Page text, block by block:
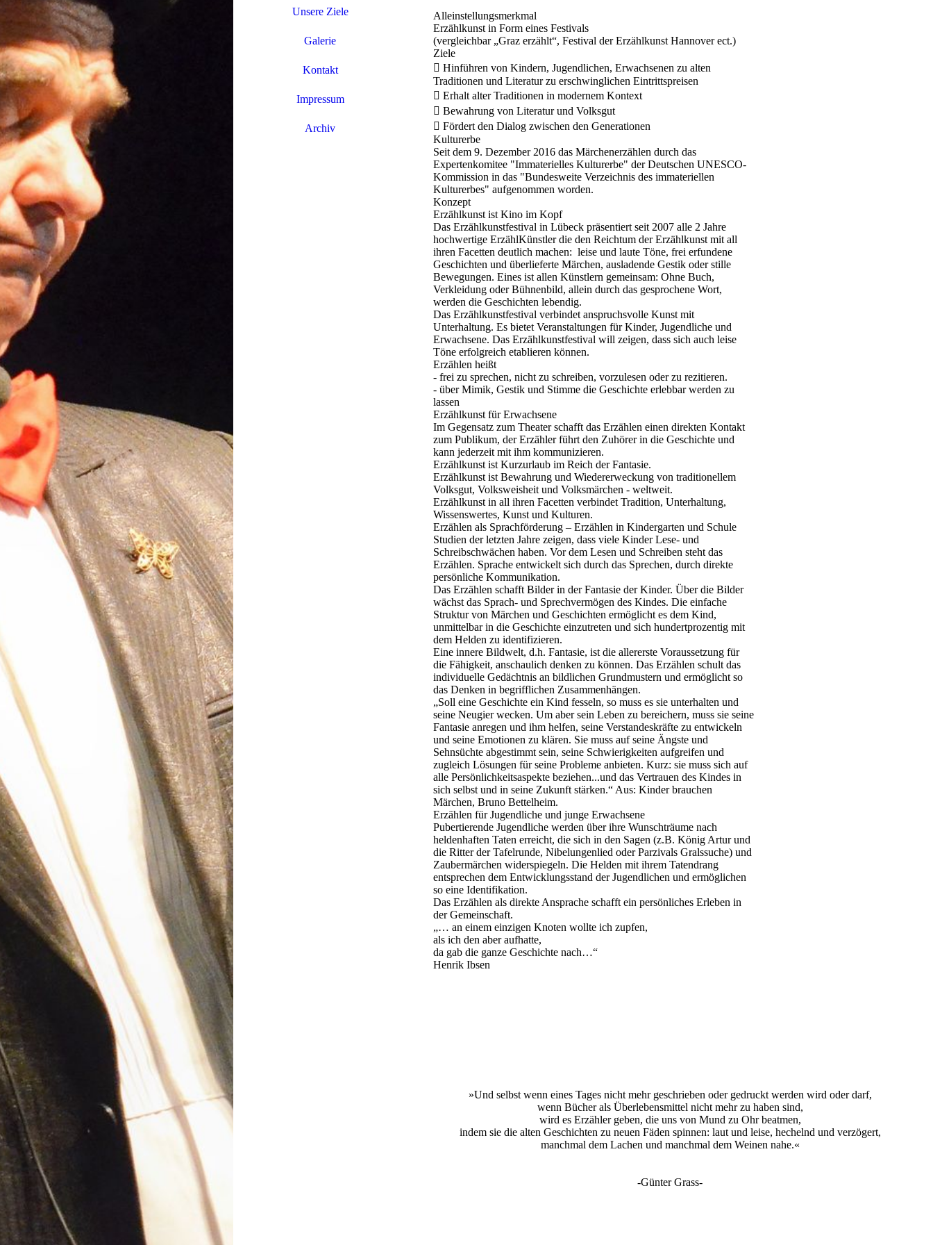
Unsere Ziele
Galerie
Kontakt
Impressum
Archiv
Alleinstellungsmerkmal
Erzählkunst in Form eines Festivals
(vergleichbar „Graz erzählt“, Festival der Erzählkunst Hannover ect.)
Ziele
 Hinführen von Kindern, Jugendlichen, Erwachsenen zu alten
Traditionen und Literatur zu erschwinglichen Eintrittspreisen
 Erhalt alter Traditionen in modernem Kontext
 Bewahrung von Literatur und Volksgut
 Fördert den Dialog zwischen den Generationen
Kulturerbe
Seit dem 9. Dezember 2016 das Märchenerzählen durch das
Expertenkomitee "Immaterielles Kulturerbe" der Deutschen UNESCO-
Kommission in das "Bundesweite Verzeichnis des immateriellen
Kulturerbes" aufgenommen worden.
Konzept
Erzählkunst ist Kino im Kopf
Das Erzählkunstfestival in Lübeck präsentiert seit 2007 alle 2 Jahre
hochwertige ErzählKünstler die den Reichtum der Erzählkunst mit all
ihren Facetten deutlich machen: leise und laute Töne, frei erfundene
Geschichten und überlieferte Märchen, ausladende Gestik oder stille
Bewegungen. Eines ist allen Künstlern gemeinsam: Ohne Buch,
Verkleidung oder Bühnenbild, allein durch das gesprochene Wort,
werden die Geschichten lebendig.
Das Erzählkunstfestival verbindet anspruchsvolle Kunst mit
Unterhaltung. Es bietet Veranstaltungen für Kinder, Jugendliche und
Erwachsene. Das Erzählkunstfestival will zeigen, dass sich auch leise
Töne erfolgreich etablieren können.
Erzählen heißt
- frei zu sprechen, nicht zu schreiben, vorzulesen oder zu rezitieren.
- über Mimik, Gestik und Stimme die Geschichte erlebbar werden zu
lassen
Erzählkunst für Erwachsene
Im Gegensatz zum Theater schafft das Erzählen einen direkten Kontakt
zum Publikum, der Erzähler führt den Zuhörer in die Geschichte und
kann jederzeit mit ihm kommunizieren.
Erzählkunst ist Kurzurlaub im Reich der Fantasie.
Erzählkunst ist Bewahrung und Wiedererweckung von traditionellem
Volksgut, Volksweisheit und Volksmärchen - weltweit.
Erzählkunst in all ihren Facetten verbindet Tradition, Unterhaltung,
Wissenswertes, Kunst und Kulturen.
Erzählen als Sprachförderung – Erzählen in Kindergarten und Schule
Studien der letzten Jahre zeigen, dass viele Kinder Lese- und
Schreibschwächen haben. Vor dem Lesen und Schreiben steht das
Erzählen. Sprache entwickelt sich durch das Sprechen, durch direkte
persönliche Kommunikation.
Das Erzählen schafft Bilder in der Fantasie der Kinder. Über die Bilder
wächst das Sprach- und Sprechvermögen des Kindes. Die einfache
Struktur von Märchen und Geschichten ermöglicht es dem Kind,
unmittelbar in die Geschichte einzutreten und sich hundertprozentig mit
dem Helden zu identifizieren.
Eine innere Bildwelt, d.h. Fantasie, ist die allererste Voraussetzung für
die Fähigkeit, anschaulich denken zu können. Das Erzählen schult das
individuelle Gedächtnis an bildlichen Grundmustern und ermöglicht so
das Denken in begrifflichen Zusammenhängen.
„Soll eine Geschichte ein Kind fesseln, so muss es sie unterhalten und
seine Neugier wecken. Um aber sein Leben zu bereichern, muss sie seine
Fantasie anregen und ihm helfen, seine Verstandeskräfte zu entwickeln
und seine Emotionen zu klären. Sie muss auf seine Ängste und
Sehnsüchte abgestimmt sein, seine Schwierigkeiten aufgreifen und
zugleich Lösungen für seine Probleme anbieten. Kurz: sie muss sich auf
alle Persönlichkeitsaspekte beziehen...und das Vertrauen des Kindes in
sich selbst und in seine Zukunft stärken.“ Aus: Kinder brauchen
Märchen, Bruno Bettelheim.
Erzählen für Jugendliche und junge Erwachsene
Pubertierende Jugendliche werden über ihre Wunschträume nach
heldenhaften Taten erreicht, die sich in den Sagen (z.B. König Artur und
die Ritter der Tafelrunde, Nibelungenlied oder Parzivals Gralssuche) und
Zaubermärchen widerspiegeln. Die Helden mit ihrem Tatendrang
entsprechen dem Entwicklungsstand der Jugendlichen und ermöglichen
so eine Identifikation.
Das Erzählen als direkte Ansprache schafft ein persönliches Erleben in
der Gemeinschaft.
„… an einem einzigen Knoten wollte ich zupfen,
als ich den aber aufhatte,
da gab die ganze Geschichte nach…“
Henrik Ibsen
»Und selbst wenn eines Tages nicht mehr geschrieben oder gedruckt werden wird oder darf,
wenn Bücher als Überlebensmittel nicht mehr zu haben sind,
wird es Erzähler geben, die uns von Mund zu Ohr beatmen,
indem sie die alten Geschichten zu neuen Fäden spinnen: laut und leise, hechelnd und verzögert,
manchmal dem Lachen und manchmal dem Weinen nahe.«
-Günter Grass-